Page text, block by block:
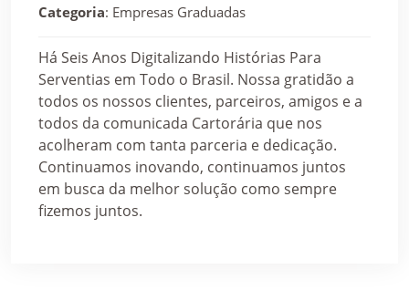
Categoria: Empresas Graduadas
Há Seis Anos Digitalizando Histórias Para
Serventias em Todo o Brasil. Nossa gratidão a
todos os nossos clientes, parceiros, amigos e a
todos da comunicada Cartorária que nos
acolheram com tanta parceria e dedicação.
Continuamos inovando, continuamos juntos
em busca da melhor solução como sempre
fizemos juntos.